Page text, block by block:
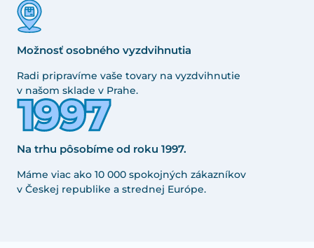
Možnosť osobného vyzdvihnutia
Radi pripravíme vaše tovary na vyzdvihnutie
v našom sklade v Prahe.
Na trhu pôsobíme od roku 1997.
Máme viac ako 10 000 spokojných zákazníkov
v Českej republike a strednej Európe.